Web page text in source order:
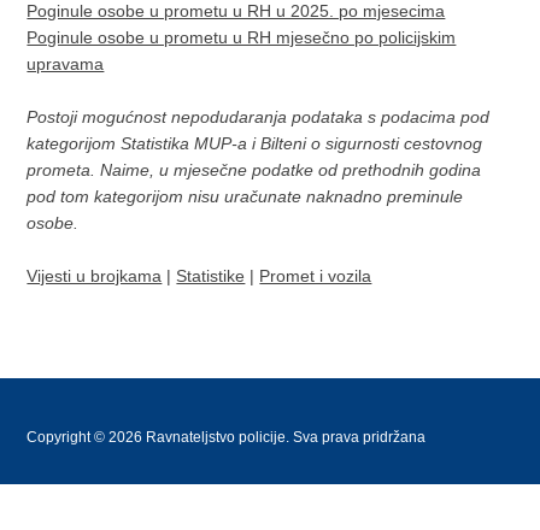
Poginule osobe u prometu u RH u 2025. po mjesecima
Poginule osobe u prometu u RH mjesečno po policijskim
upravama
Postoji mogućnost nepodudaranja podataka s podacima pod
kategorijom Statistika MUP-a i Bilteni o sigurnosti cestovnog
prometa. Naime, u mjesečne podatke od prethodnih godina
pod tom kategorijom nisu uračunate naknadno preminule
osobe.
Vijesti u brojkama | Statistike | Promet i vozila
Copyright © 2026 Ravnateljstvo policije. Sva prava pridržana